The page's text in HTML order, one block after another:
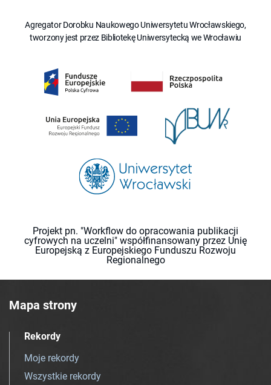
Agregator Dorobku Naukowego Uniwersytetu Wrocławskiego,
tworzony jest przez Bibliotekę Uniwersytecką we Wrocławiu
Projekt pn. "Workflow do opracowania publikacji
cyfrowych na uczelni" współfinansowany przez Unię
Europejską z Europejskiego Funduszu Rozwoju
Regionalnego
Mapa strony
Rekordy
Moje rekordy
Wszystkie rekordy